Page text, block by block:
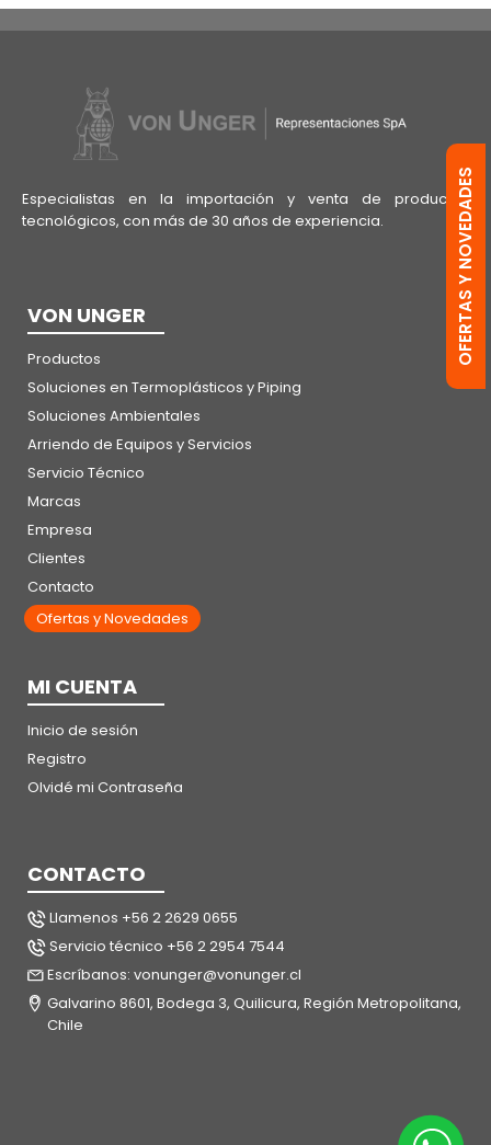
Especialistas en la importación y venta de productos
tecnológicos, con más de 30 años de experiencia.
OFERTAS Y NOVEDADES
VON UNGER
Productos
Soluciones en Termoplásticos y Piping
Soluciones Ambientales
Arriendo de Equipos y Servicios
Servicio Técnico
Marcas
Empresa
Clientes
Contacto
Ofertas y Novedades
MI CUENTA
Inicio de sesión
Registro
Olvidé mi Contraseña
CONTACTO
Llamenos +56 2 2629 0655
Servicio técnico +56 2 2954 7544
Escríbanos: vonunger@vonunger.cl
Galvarino 8601, Bodega 3, Quilicura, Región Metropolitana,
Chile